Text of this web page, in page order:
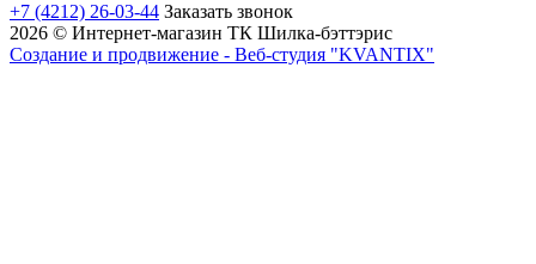
+7 (4212) 26-03-44 Заказать звонок
2026 © Интернет-магазин ТК Шилка-бэттэрис
Создание и продвижение - Веб-студия "KVANTIX"